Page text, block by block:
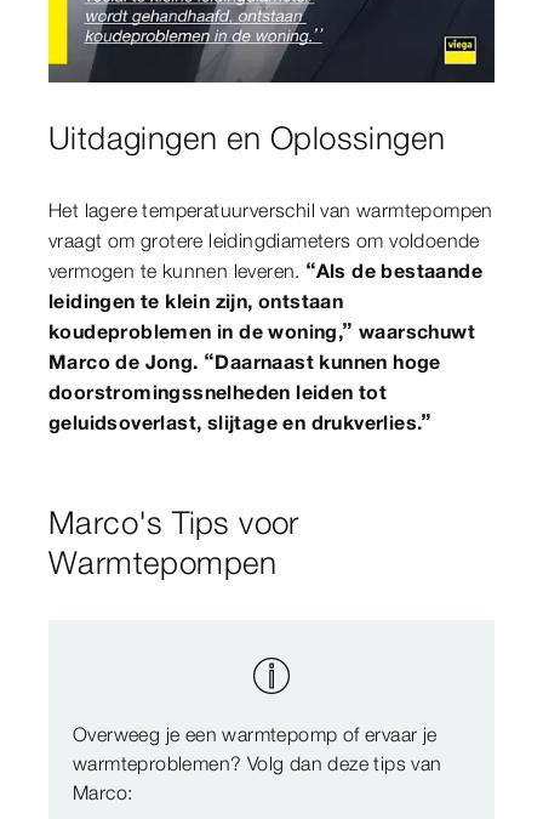
Uitdagingen en Oplossingen
Het lagere temperatuurverschil van warmtepompen
vraagt om grotere leidingdiameters om voldoende
vermogen te kunnen leveren. “Als de bestaande
leidingen te klein zijn, ontstaan
koudeproblemen in de woning,” waarschuwt
Marco de Jong. “Daarnaast kunnen hoge
doorstromingssnelheden leiden tot
geluidsoverlast, slijtage en drukverlies.”
Marco's Tips voor
Warmtepompen
Overweeg je een warmtepomp of ervaar je
warmteproblemen? Volg dan deze tips van
Marco: